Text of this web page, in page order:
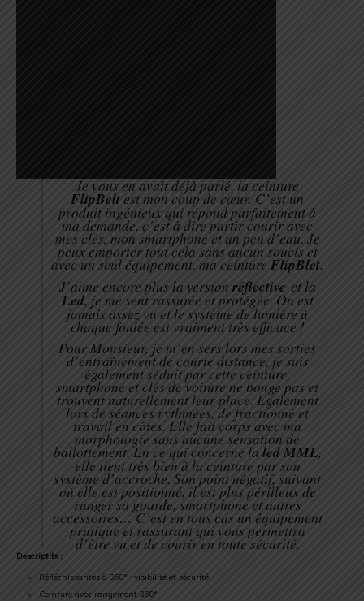
Je vous en avait déjà parlé, la ceinture
FlipBeltest mon coup de cœur. C’est un
produit ingénieux qui répond parfaitement à
ma demande, c’est à dire partir courir avec
mes clés, mon smartphone et un peu d’eau. Je
peux emporter tout cela sans aucun soucis et
avec un seul équipement, ma ceinture FlipBlet.
J’aime encore plus la versionréflective et la
Led, je me sent rassurée et protégée. On est
jamais assez vu et le système de lumière à
chaque foulée est vraiment très efficace !
Pour Monsieur, je m’en sers lors mes sorties
d’entraînement de courte distance, je suis
également séduit par cette ceinture,
smartphone et clés de voiture ne bouge pas et
trouvent naturellement leur place. Egalement
lors de séances rythmées, de fractionné et
travail en côtes. Elle fait corps avec ma
morphologie sans aucune sensation de
ballottement. En ce qui concerne la led MML,
elle tient très bien à la ceinture par son
système d’accroche. Son point négatif, suivant
où elle est positionné, il est plus périlleux de
ranger sa gourde, smartphone et autres
accessoires… C’est en tous cas un équipement
pratique et rassurant qui vous permettra
d’être vu et de courir en toute sécurité.
Descriptifs :
Réfléchissantes à 360° : visibilité et sécurité
Ceinture avec rangement 360°